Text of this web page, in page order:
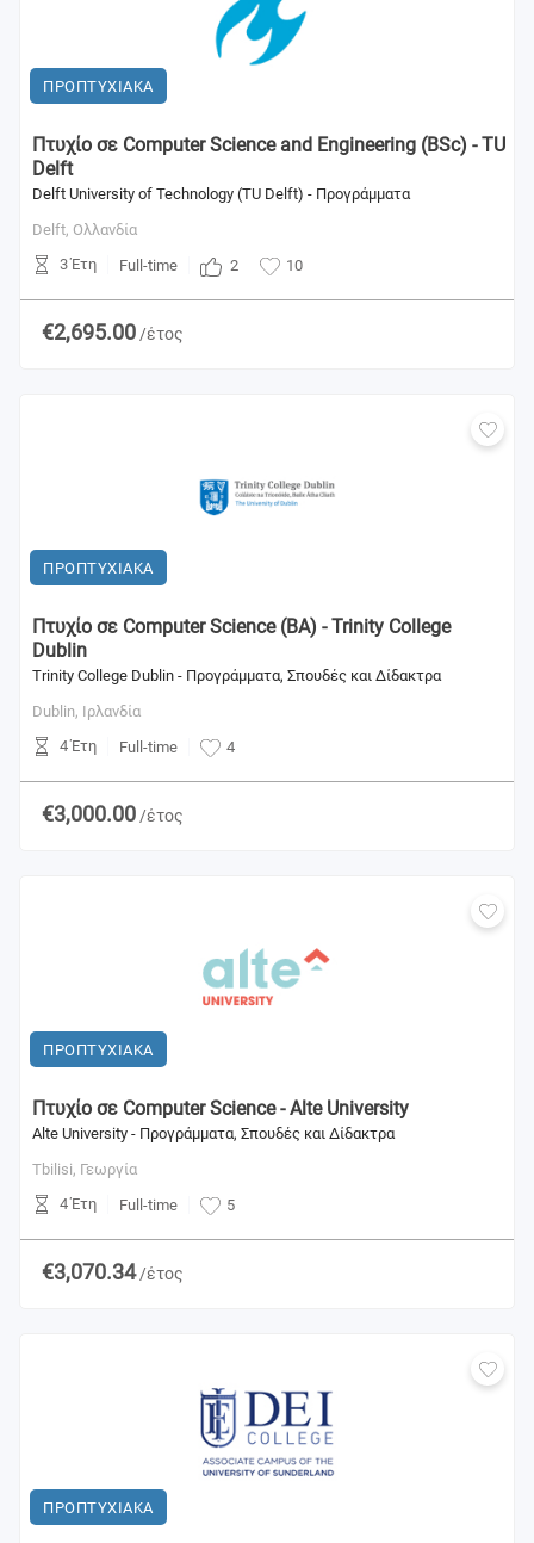
ΠΡΟΠΤΥΧΙΑΚΑ
Πτυχίο σε Computer Science and Engineering (BSc) - TU
Delft
Delft University of Technology (TU Delft) - Προγράμματα
Delft, Ολλανδία
3 Έτη
Full-time 2 10
€2,695.00 /έτος
ΠΡΟΠΤΥΧΙΑΚΑ
Πτυχίο σε Computer Science (BA) - Trinity College
Dublin
Trinity College Dublin - Προγράμματα, Σπουδές και Δίδακτρα
Dublin, Ιρλανδία
4 Έτη
Full-time 4
€3,000.00 /έτος
ΠΡΟΠΤΥΧΙΑΚΑ
Πτυχίο σε Computer Science - Alte University
Alte University - Προγράμματα, Σπουδές και Δίδακτρα
Tbilisi, Γεωργία
4 Έτη
Full-time 5
€3,070.34 /έτος
ΠΡΟΠΤΥΧΙΑΚΑ